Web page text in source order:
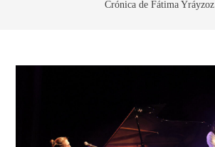
Crónica de Fátima Yráyzoz